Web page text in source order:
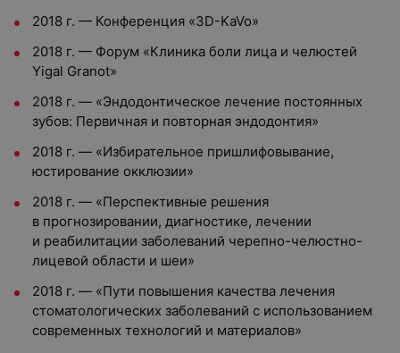
2018 г. — Конференция «3D-KaVo»
2018 г. — Форум «Клиника боли лица и челюстей
Yigal Granot»
2018 г. — «Эндодонтическое лечение постоянных
зубов: Первичная и повторная эндодонтия»
2018 г. — «Избирательное пришлифовывание,
юстирование окклюзии»
2018 г. — «Перспективные решения
в прогнозировании, диагностике, лечении
и реабилитации заболеваний черепно-челюстно-
лицевой области и шеи»
2018 г. — «Пути повышения качества лечения
стоматологических заболеваний с использованием
современных технологий и материалов»